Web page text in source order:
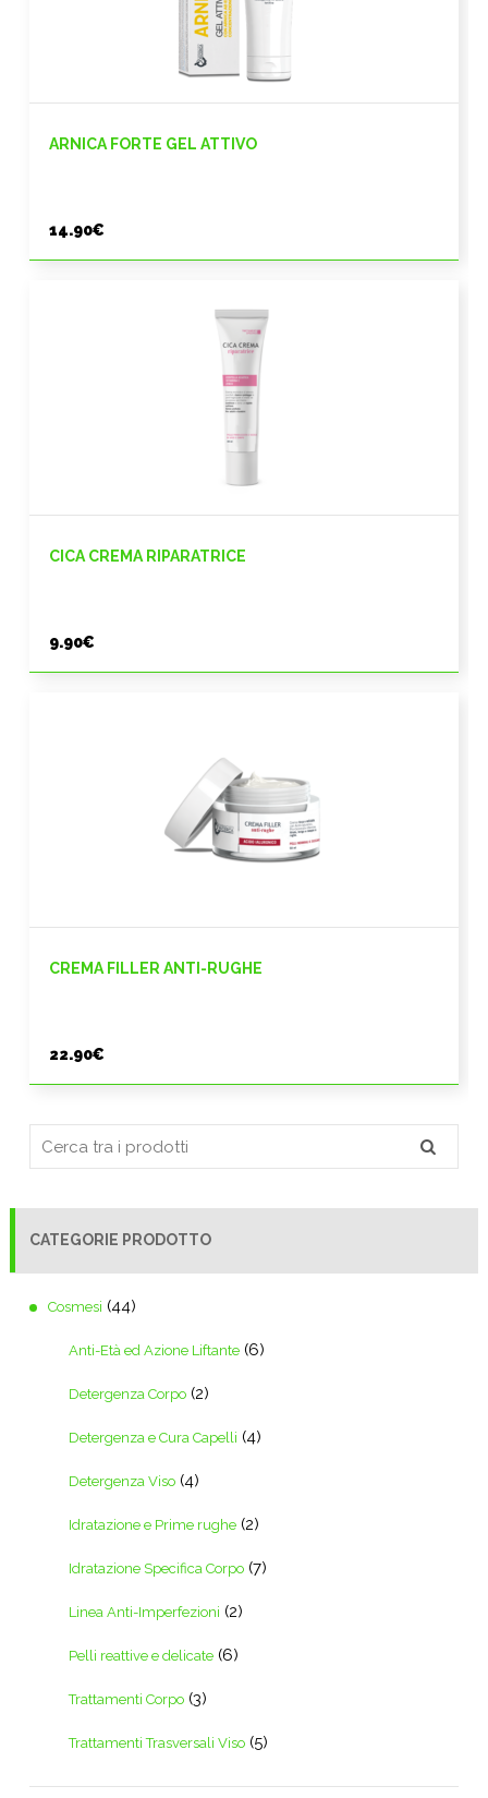
ARNICA FORTE GEL ATTIVO
14.90€
CICA CREMA RIPARATRICE
9.90€
CREMA FILLER ANTI-RUGHE
22.90€
CATEGORIE PRODOTTO
Cosmesi (44)
Anti-Età ed Azione Liftante (6)
Detergenza Corpo (2)
Detergenza e Cura Capelli (4)
Detergenza Viso (4)
Idratazione e Prime rughe (2)
Idratazione Specifica Corpo (7)
Linea Anti-Imperfezioni (2)
Pelli reattive e delicate (6)
Trattamenti Corpo (3)
Trattamenti Trasversali Viso (5)